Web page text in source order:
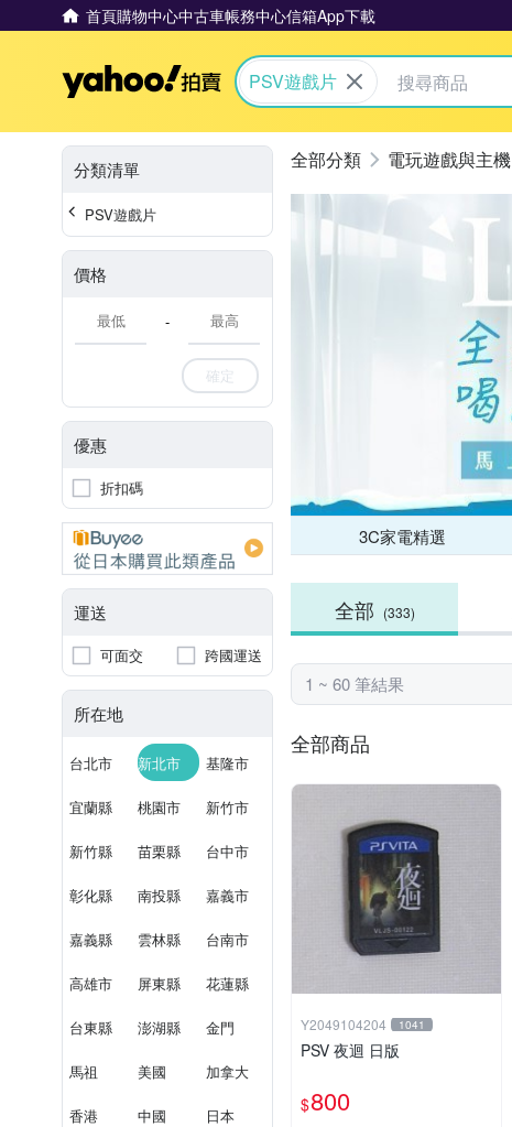
首頁購物中心中古車帳務中心信箱App下載
Yahoo拍賣
PSV遊戲片
分類清單
PSV遊戲片
價格
-
確定
優惠
折扣碼
運送
可面交 跨國運送
所在地
台北市 新北市 基隆市
宜蘭縣 桃園市 新竹市
新竹縣 苗栗縣 台中市
彰化縣 南投縣 嘉義市
嘉義縣 雲林縣 台南市
高雄市 屏東縣 花蓮縣
台東縣 澎湖縣 金門
馬祖 美國 加拿大
香港 中國 日本
電玩遊戲與主機
3C家電精選
全部 (333)
1 ~ 60 筆結果
全部商品
Y2049104204 1041
PSV 夜迴 日版
$800